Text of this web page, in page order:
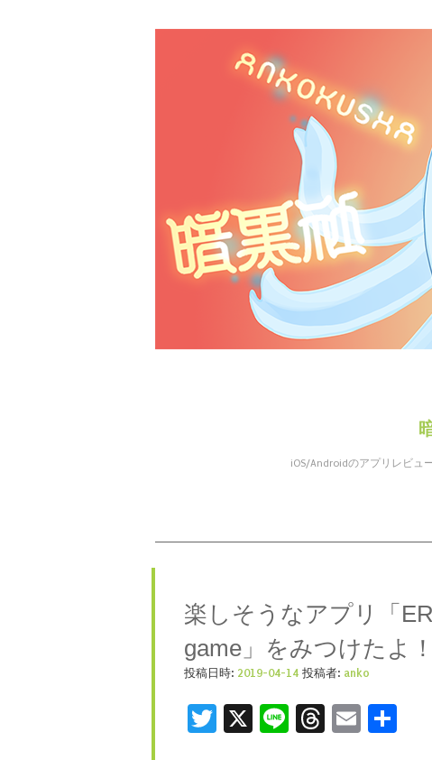
iOS/Androidのアプリレビュ
メニュー
楽しそうなアプリ「
game」をみつけたよ！
投稿日時: 2019-04-14 投稿者: anko
Twitter
X LineThreads
Email